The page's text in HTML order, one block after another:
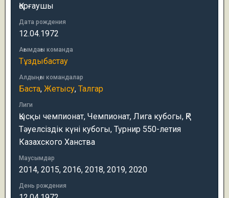
Қорғаушы
Дата рождения
12.04.1972
Ағымдағы команда
Тұздыбастау
Алдыңғы командалар
Баста, Жетысу, Талгар
Лиги
Қысқы чемпионат, Чемпионат, Лига кубогы, ҚР
Тәуелсіздік күні кубогы, Турнир 550-летия
Казахского Ханства
Маусымдар
2014, 2015, 2016, 2018, 2019, 2020
День рождения